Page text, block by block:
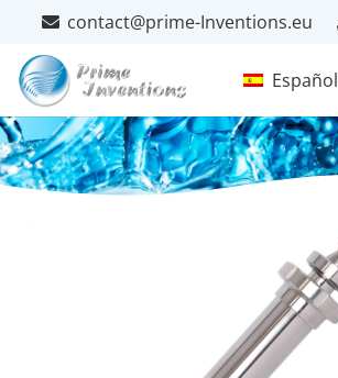
contact@prime-Inventions.eu
Español